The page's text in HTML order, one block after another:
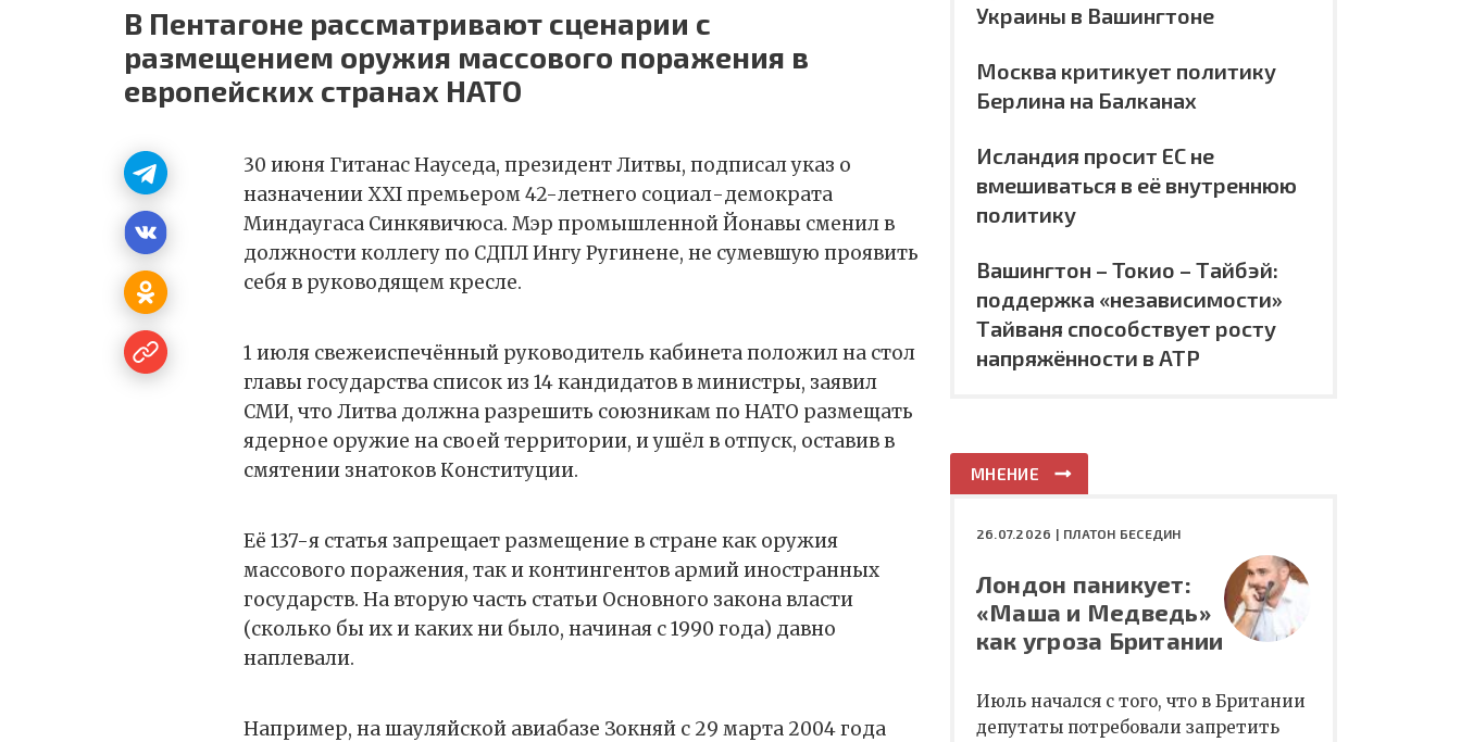
В Пентагоне рассматривают сценарии с
размещением оружия массового поражения в
европейских странах НАТО
30 июня Гитанас Науседа, президент Литвы, подписал указ о
назначении XXI премьером 42-летнего социал-демократа
Миндаугаса Синкявичюса. Мэр промышленной Йонавы сменил в
должности коллегу по СДПЛ Ингу Ругинене, не сумевшую проявить
себя в руководящем кресле.
1 июля свежеиспечённый руководитель кабинета положил на стол
главы государства список из 14 кандидатов в министры, заявил
СМИ, что Литва должна разрешить союзникам по НАТО размещать
ядерное оружие на своей территории, и ушёл в отпуск, оставив в
смятении знатоков Конституции.
Её 137-я статья запрещает размещение в стране как оружия
массового поражения, так и контингентов армий иностранных
государств. На вторую часть статьи Основного закона власти
(сколько бы их и каких ни было, начиная с 1990 года) давно
наплевали.
Например, на шауляйской авиабазе Зокняй с 29 марта 2004 года
Украины в Вашингтоне
Москва критикует политику
Берлина на Балканах
Исландия просит ЕС не
вмешиваться в её внутреннюю
политику
Вашингтон – Токио – Тайбэй:
поддержка «независимости»
Тайваня способствует росту
напряжённости в АТР
МНЕНИЕ
26.07.2026 | ПЛАТОН БЕСЕДИН
Лондон паникует:
«Маша и Медведь»
как угроза Британии
Июль начался с того, что в Британии
депутаты потребовали запретить